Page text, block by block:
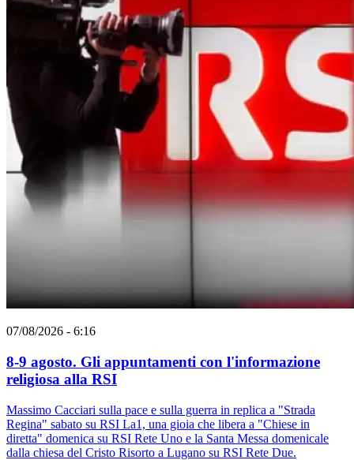
07/08/2026 - 6:16
8-9 agosto. Gli appuntamenti con l'informazione
religiosa alla RSI
Massimo Cacciari sulla pace e sulla guerra in replica a "Strada
Regina" sabato su RSI La1, una gioia che libera a "Chiese in
diretta" domenica su RSI Rete Uno e la Santa Messa domenicale
dalla chiesa del Cristo Risorto a Lugano su RSI Rete Due.